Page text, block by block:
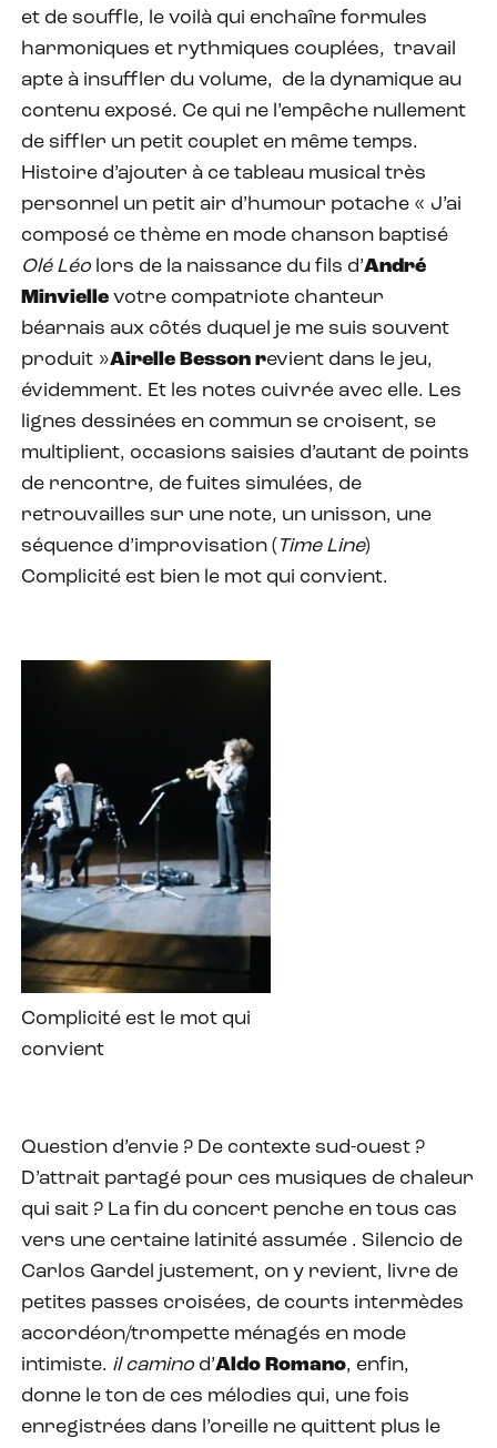
et de souffle, le voilà qui enchaîne formules
harmoniques et rythmiques couplées, travail
apte à insuffler du volume, de la dynamique au
contenu exposé. Ce qui ne l’empêche nullement
de siffler un petit couplet en même temps.
Histoire d’ajouter à ce tableau musical très
personnel un petit air d’humour potache « J’ai
composé ce thème en mode chanson baptisé
Olé Léo lors de la naissance du fils d’André
Minvielle votre compatriote chanteur
béarnais aux côtés duquel je me suis souvent
produit »Airelle Besson revient dans le jeu,
évidemment. Et les notes cuivrée avec elle. Les
lignes dessinées en commun se croisent, se
multiplient, occasions saisies d’autant de points
de rencontre, de fuites simulées, de
retrouvailles sur une note, un unisson, une
séquence d’improvisation ( Time Line)
Complicité est bien le mot qui convient.
Complicité est le mot qui
convient
Question d’envie ? De contexte sud-ouest ?
D’attrait partagé pour ces musiques de chaleur
qui sait ? La fin du concert penche en tous cas
vers une certaine latinité assumée . Silencio de
Carlos Gardel justement, on y revient, livre de
petites passes croisées, de courts intermèdes
accordéon/trompette ménagés en mode
intimiste. il caminod’Aldo Romano, enfin,
donne le ton de ces mélodies qui, une fois
enregistrées dans l’oreille ne quittent plus le